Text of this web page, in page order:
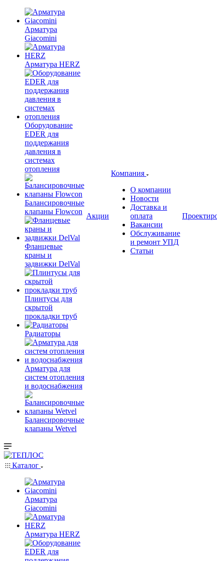
Арматура
Giacomini
Арматура HERZ
Оборудование
EDER для
поддержания
давления в
системах
отопления
Балансировочные
клапаны Flowcon
Фланцевые
краны и
задвижки DelVal
Плинтусы для
скрытой
прокладки труб
Радиаторы
Арматура для
систем отопления
и водоснабжения
Балансировочные
клапаны Wetvel
Акции
Компания
О компании
Новости
Доставка и
оплата
Вакансии
Обслуживание
и ремонт УПД
Статьи
Каталог
Арматура
Giacomini
Арматура HERZ